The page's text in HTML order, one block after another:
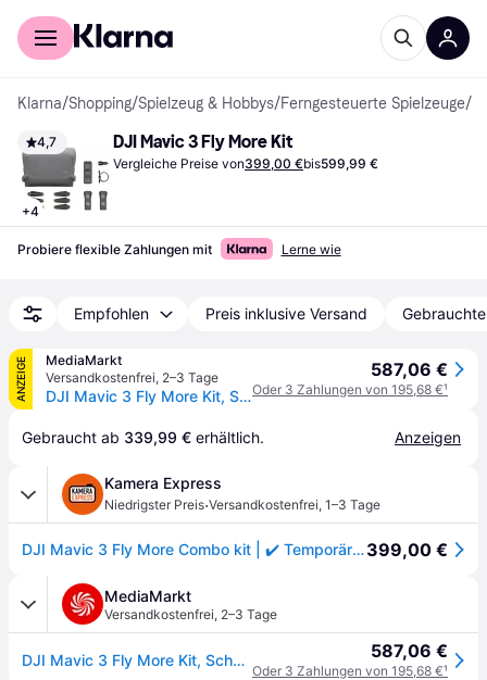
Für Shopper
Klarna/Shopping/Spielzeug & Hobbys/Ferngesteuerte Spielzeuge/
4,7
+4
DJI Mavic 3 Fly More Kit
Vergleiche Preise von399,00 €bis599,99 €
Probiere flexible Zahlungen mit Lerne wie
Empfohlen Preis inklusive Versand
ANZEIGE
MediaMarkt
Versandkostenfrei, 2–3 Tage
DJI Mavic 3 Fly More Kit, Schwarz/Grau
587,06 €
Oder 3 Zahlungen von 195,68 €¹
Gebraucht ab 339,99 € erhältlich. Anzeigen
Kamera Express
Niedrigster Preis·Versandkostenfrei, 1–3 Tage
DJI Mavic 3 Fly More Combo kit | ✔️ Temporär mit Kostenlose Geschenkbox i.W.v. 160 €399,00 €
MediaMarkt
Versandkostenfrei, 2–3 Tage
DJI Mavic 3 Fly More Kit, Schwarz/Grau 587,06 €
Oder 3 Zahlungen von 195,68 €¹